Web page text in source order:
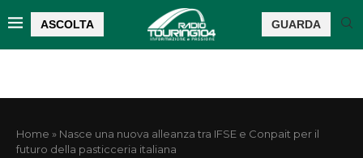
ASCOLTA GUARDA
Home » Nasce una nuova alleanza tra IFSE e Conpait per il
futuro della pasticceria italiana